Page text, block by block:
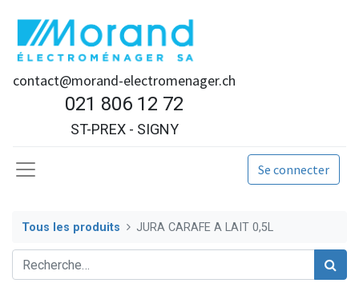
contact@morand-electromenager.ch
021 806 12 72
ST-PREX - SIGNY
Se connecter
Tous les produits JURA CARAFE A LAIT 0,5L